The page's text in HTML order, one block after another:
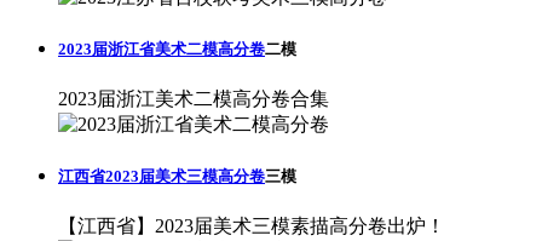
2023届浙江省美术二模高分卷二模
2023届浙江美术二模高分卷合集
江西省2023届美术三模高分卷三模
【江西省】2023届美术三模素描高分卷出炉！